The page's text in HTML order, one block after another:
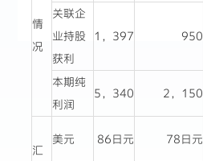
情
况
关联企
业持股
获利
1，397 950
本期纯
利润
5，340 2，150
汇
美元 86日元 78日元